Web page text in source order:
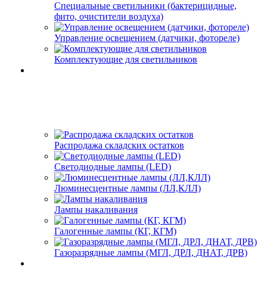
Специальные светильники (бактерицидные,
фито, очистители воздуха)
Управление освещением (датчики, фотореле)
Комплектующие для светильников
Распродажа складских остатков
Светодиодные лампы (LED)
Люминесцентные лампы (ЛЛ,КЛЛ)
Лампы накаливания
Галогенные лампы (КГ, КГМ)
Газоразрядные лампы (МГЛ, ДРЛ, ДНАТ, ДРВ)